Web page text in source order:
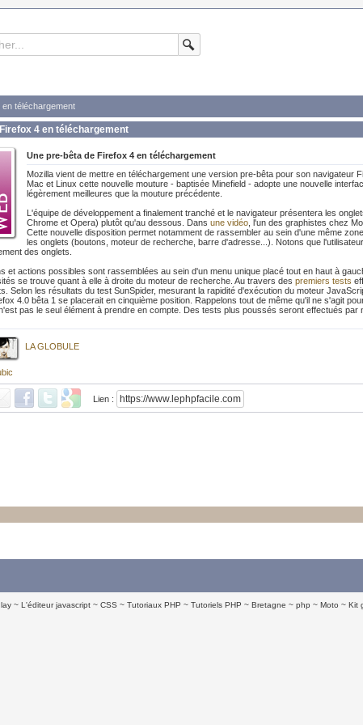
téléchargement
4 en téléchargement
Une pre-bêta de Firefox 4 en téléchargement
Mozilla vient de mettre en téléchargement une version pre-bêta pour son navigateur
Mac et Linux cette nouvelle mouture - baptisée Minefield - adopte une nouvelle
légèrement meilleures que la mouture précédente.
L'équipe de développement a finalement tranché et le navigateur présentera les
Chrome et Opera) plutôt qu'au dessous. Dans une vidéo , l'un des graphistes chez
Cette nouvelle disposition permet notamment de rassembler au sein d'une même
les onglets (boutons, moteur de recherche, barre d'adresse...). Notons que
des onglets.
et actions possibles sont rassemblées au sein d'un menu unique placé tout en haut à
se trouve quant à elle à droite du moteur de recherche. Au travers des premiers tests
Selon les résultats du test SunSpider, mesurant la rapidité d'exécution du moteur
4.0 bêta 1 se placerait en cinquième position. Rappelons tout de même qu'il ne s'agit
pas le seul élément à prendre en compte. Des tests plus poussés seront effectués par
LA GLOBULE
Lien :
L'éditeur javascript CSS Tutoriaux PHP Tutoriels PHP Bretagne php Moto Kit